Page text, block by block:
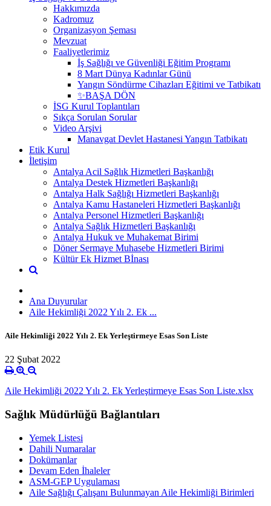
Hakkımızda
Kadromuz
Organizasyon Şeması
Mevzuat
Faaliyetlerimiz
İş Sağlığı ve Güvenliği Eğitim Programı
8 Mart Dünya Kadınlar Günü
Yangın Söndürme Cihazları Eğitimi ve Tatbikatı
✨BAŞA DÖN
İSG Kurul Toplantıları
Sıkça Sorulan Sorular
Video Arşivi
Manavgat Devlet Hastanesi Yangın Tatbikatı
Etik Kurul
İletişim
Antalya Acil Sağlık Hizmetleri Başkanlığı
Antalya Destek Hizmetleri Başkanlığı
Antalya Halk Sağlığı Hizmetleri Başkanlığı
Antalya Kamu Hastaneleri Hizmetleri Başkanlığı
Antalya Personel Hizmetleri Başkanlığı
Antalya Sağlık Hizmetleri Başkanlığı
Antalya Hukuk ve Muhakemat Birimi
Döner Sermaye Muhasebe Hizmetleri Birimi
Kültür Ek Hizmet Bİnası
Ana Duyurular
Aile Hekimliği 2022 Yılı 2. Ek ...
Aile Hekimliği 2022 Yılı 2. Ek Yerleştirmeye Esas Son Liste
22 Şubat 2022
Aile Hekimliği 2022 Yılı 2. Ek Yerleştirmeye Esas Son Liste.xlsx
Sağlık Müdürlüğü Bağlantıları
Yemek Listesi
Dahili Numaralar
Dokümanlar
Devam Eden İhaleler
ASM-GEP Uygulaması
Aile Sağlığı Çalışanı Bulunmayan Aile Hekimliği Birimleri